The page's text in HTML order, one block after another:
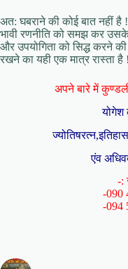
अत: घबराने की कोई बात नहीं
भावी रणनीति को समझ कर
और उपयोगिता को सिद्ध करने
रखने का यही एक मात्र रास्ता है !
अपने बारे में
योगेश
एंव
-:
-090
-094